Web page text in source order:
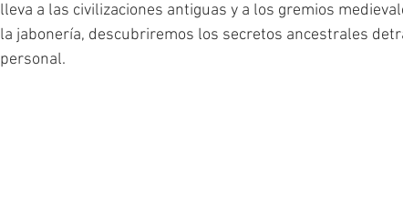
lleva a las civilizaciones antiguas y a los gremios
la jabonería, descubriremos los secretos ancestrales
personal.